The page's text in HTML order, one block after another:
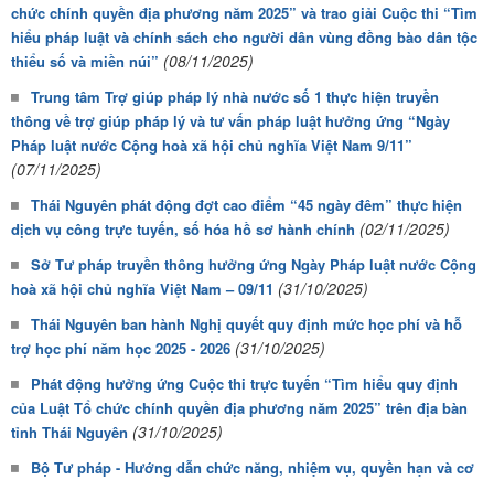
chức chính quyền địa phương năm 2025” và trao giải Cuộc thi “Tìm
hiểu pháp luật và chính sách cho người dân vùng đồng bào dân tộc
thiểu số và miền núi” (08/11/2025)
Trung tâm Trợ giúp pháp lý nhà nước số 1 thực hiện truyền
thông về trợ giúp pháp lý và tư vấn pháp luật hưởng ứng “Ngày
Pháp luật nước Cộng hoà xã hội chủ nghĩa Việt Nam 9/11”
(07/11/2025)
Thái Nguyên phát động đợt cao điểm “45 ngày đêm” thực hiện
dịch vụ công trực tuyến, số hóa hồ sơ hành chính (02/11/2025)
Sở Tư pháp truyền thông hưởng ứng Ngày Pháp luật nước Cộng
hoà xã hội chủ nghĩa Việt Nam – 09/11 (31/10/2025)
Thái Nguyên ban hành Nghị quyết quy định mức học phí và hỗ
trợ học phí năm học 2025 - 2026 (31/10/2025)
Phát động hưởng ứng Cuộc thi trực tuyến “Tìm hiểu quy định
của Luật Tổ chức chính quyền địa phương năm 2025” trên địa bàn
tỉnh Thái Nguyên (31/10/2025)
Bộ Tư pháp - Hướng dẫn chức năng, nhiệm vụ, quyền hạn và cơ